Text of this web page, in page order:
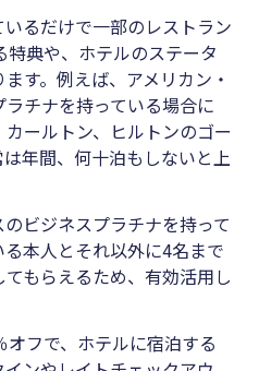
るだけで一部のレストラン
典や、ホテルのステータ
す。例えば、アメリカン・
チナを持っている場合に
ールトン、ヒルトンのゴー
年間、何十泊もしないと上
ビジネスプラチナを持って
本人とそれ以外に4名まで
もらえるため、有効活用し
フで、ホテルに宿泊する